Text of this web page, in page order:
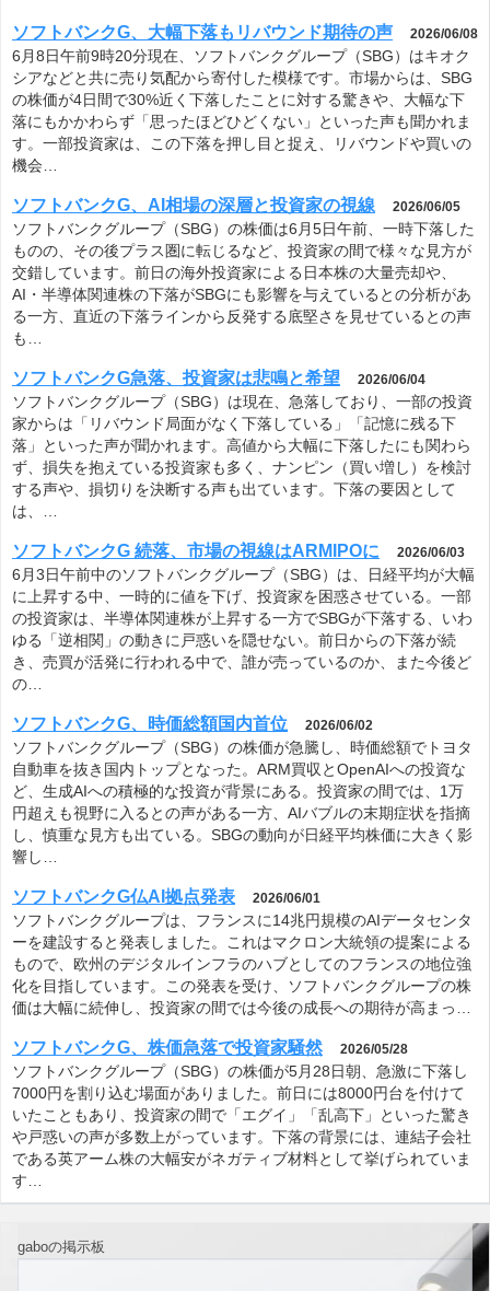
ソフトバンクG、大幅下落もリバウンド期待の声 2026/06/08
6月8日午前9時20分現在、ソフトバンクグループ（SBG）はキオク
シアなどと共に売り気配から寄付した模様です。市場からは、SBG
の株価が4日間で30%近く下落したことに対する驚きや、大幅な下
落にもかかわらず「思ったほどひどくない」といった声も聞かれま
す。一部投資家は、この下落を押し目と捉え、リバウンドや買いの
機会…
ソフトバンクG、AI相場の深層と投資家の視線 2026/06/05
ソフトバンクグループ（SBG）の株価は6月5日午前、一時下落した
ものの、その後プラス圏に転じるなど、投資家の間で様々な見方が
交錯しています。前日の海外投資家による日本株の大量売却や、
AI・半導体関連株の下落がSBGにも影響を与えているとの分析があ
る一方、直近の下落ラインから反発する底堅さを見せているとの声
も…
ソフトバンクG急落、投資家は悲鳴と希望 2026/06/04
ソフトバンクグループ（SBG）は現在、急落しており、一部の投資
家からは「リバウンド局面がなく下落している」「記憶に残る下
落」といった声が聞かれます。高値から大幅に下落したにも関わら
ず、損失を抱えている投資家も多く、ナンピン（買い増し）を検討
する声や、損切りを決断する声も出ています。下落の要因として
は、…
ソフトバンクG 続落、市場の視線はARMIPOに 2026/06/03
6月3日午前中のソフトバンクグループ（SBG）は、日経平均が大幅
に上昇する中、一時的に値を下げ、投資家を困惑させている。一部
の投資家は、半導体関連株が上昇する一方でSBGが下落する、いわ
ゆる「逆相関」の動きに戸惑いを隠せない。前日からの下落が続
き、売買が活発に行われる中で、誰が売っているのか、また今後ど
の…
ソフトバンクG、時価総額国内首位 2026/06/02
ソフトバンクグループ（SBG）の株価が急騰し、時価総額でトヨタ
自動車を抜き国内トップとなった。ARM買収とOpenAIへの投資な
ど、生成AIへの積極的な投資が背景にある。投資家の間では、1万
円超えも視野に入るとの声がある一方、AIバブルの末期症状を指摘
し、慎重な見方も出ている。SBGの動向が日経平均株価に大きく影
響し…
ソフトバンクG仏AI拠点発表 2026/06/01
ソフトバンクグループは、フランスに14兆円規模のAIデータセンタ
ーを建設すると発表しました。これはマクロン大統領の提案による
もので、欧州のデジタルインフラのハブとしてのフランスの地位強
化を目指しています。この発表を受け、ソフトバンクグループの株
価は大幅に続伸し、投資家の間では今後の成長への期待が高まっ…
ソフトバンクG、株価急落で投資家騒然 2026/05/28
ソフトバンクグループ（SBG）の株価が5月28日朝、急激に下落し
7000円を割り込む場面がありました。前日には8000円台を付けて
いたこともあり、投資家の間で「エグイ」「乱高下」といった驚き
や戸惑いの声が多数上がっています。下落の背景には、連結子会社
である英アーム株の大幅安がネガティブ材料として挙げられていま
す…
gaboの掲示板